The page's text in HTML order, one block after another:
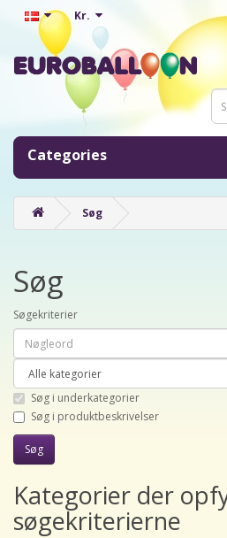
Kr.
Categories
Søg
Søg
Søgekriterier
Søg i underkategorier
Søg i produktbeskrivelser
Kategorier der
søgekriterierne